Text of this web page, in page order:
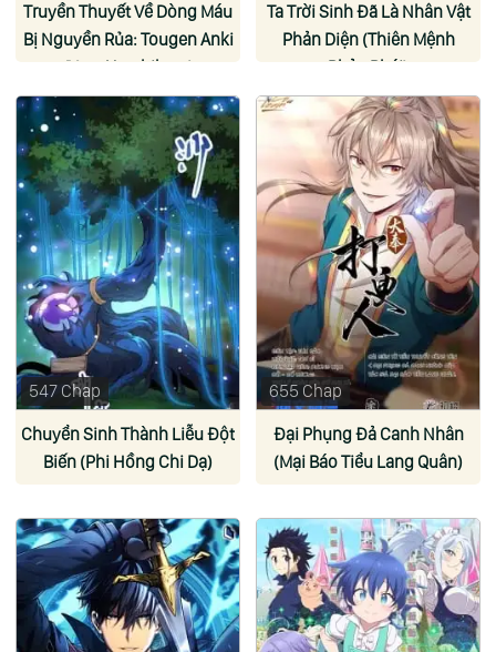
Truyền Thuyết Về Dòng Máu
Bị Nguyền Rủa: Tougen Anki
(Yura Urushibara)
Ta Trời Sinh Đã Là Nhân Vật
Phản Diện (Thiên Mệnh
Phản Phái)
547 Chap
Chuyển Sinh Thành Liễu Đột
Biến (Phi Hồng Chi Dạ)
655 Chap
Đại Phụng Đả Canh Nhân
(Mại Báo Tiểu Lang Quân)